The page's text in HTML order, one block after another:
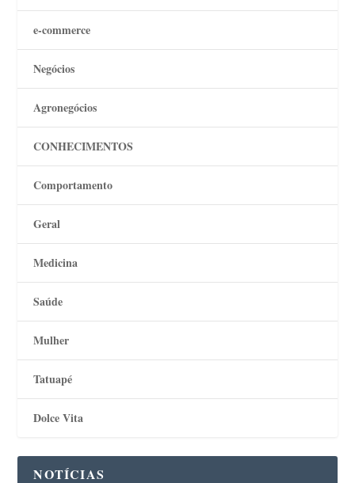
e-commerce
Negócios
Agronegócios
CONHECIMENTOS
Comportamento
Geral
Medicina
Saúde
Mulher
Tatuapé
Dolce Vita
NOTÍCIAS